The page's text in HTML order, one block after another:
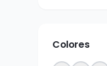
Colores